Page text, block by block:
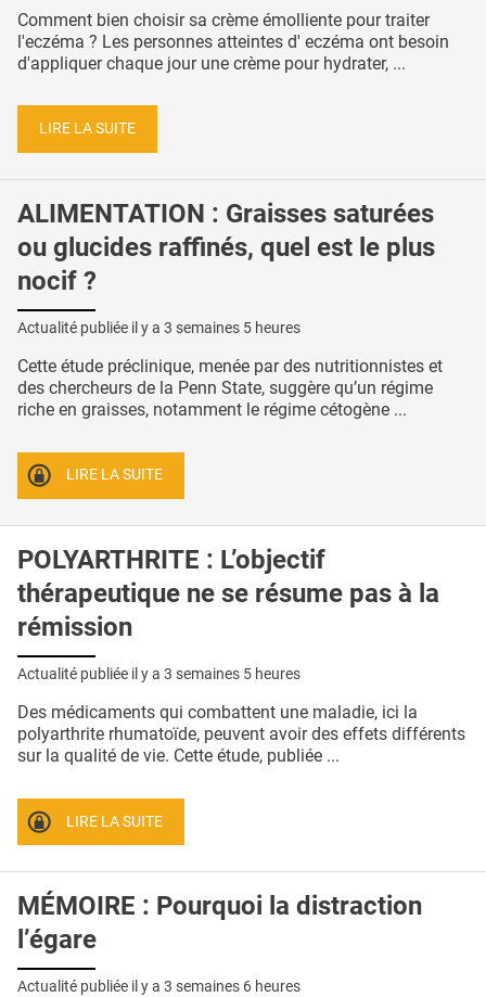
Comment bien choisir sa crème émolliente pour traiter
l'eczéma ? Les personnes atteintes d' eczéma ont besoin
d'appliquer chaque jour une crème pour hydrater, ...
LIRE LA SUITE
ALIMENTATION : Graisses saturées
ou glucides raffinés, quel est le plus
nocif ?
Actualité publiée il y a 3 semaines 5 heures
Cette étude préclinique, menée par des nutritionnistes et
des chercheurs de la Penn State, suggère qu’un régime
riche en graisses, notamment le régime cétogène ...
LIRE LA SUITE
POLYARTHRITE : L’objectif
thérapeutique ne se résume pas à la
rémission
Actualité publiée il y a 3 semaines 5 heures
Des médicaments qui combattent une maladie, ici la
polyarthrite rhumatoïde, peuvent avoir des effets différents
sur la qualité de vie. Cette étude, publiée ...
LIRE LA SUITE
MÉMOIRE : Pourquoi la distraction
l’égare
Actualité publiée il y a 3 semaines 6 heures